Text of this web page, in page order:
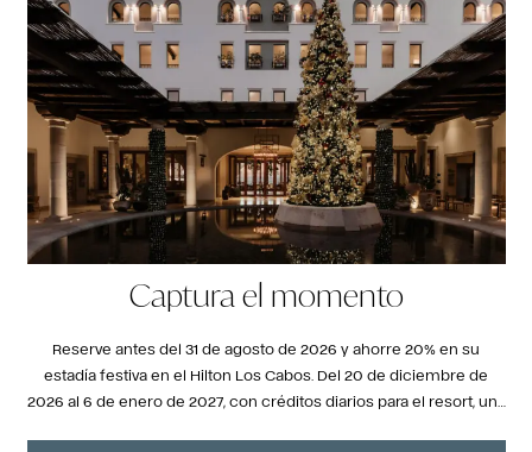
Captura el momento
Reserve antes del 31 de agosto de 2026 y ahorre 20% en su
estadía festiva en el Hilton Los Cabos. Del 20 de diciembre de
2026 al 6 de enero de 2027, con créditos diarios para el resort, una